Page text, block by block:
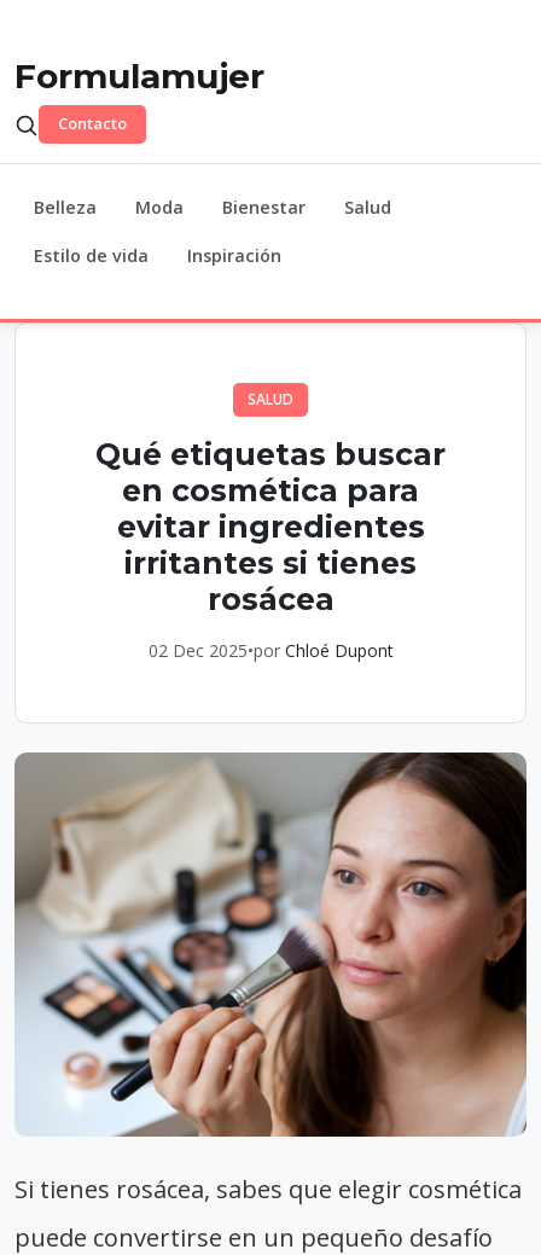
Formulamujer
Contacto
Belleza Moda Bienestar Salud
Estilo de vida Inspiración
SALUD
Qué etiquetas buscar
en cosmética para
evitar ingredientes
irritantes si tienes
rosácea
02 Dec 2025•por Chloé Dupont
Si tienes rosácea, sabes que elegir cosmética
puede convertirse en un pequeño desafío